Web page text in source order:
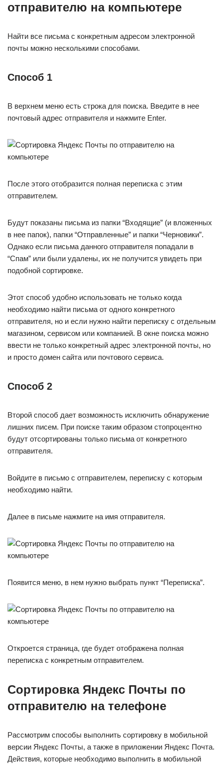
отправителю на компьютере
Найти все письма с конкретным адресом электронной
почты можно несколькими способами.
Способ 1
В верхнем меню есть строка для поиска. Введите в нее
почтовый адрес отправителя и нажмите Enter.
После этого отобразится полная переписка с этим
отправителем.
Будут показаны письма из папки “Входящие” (и вложенных
в нее папок), папки “Отправленные” и папки “Черновики”.
Однако если письма данного отправителя попадали в
“Спам” или были удалены, их не получится увидеть при
подобной сортировке.
Этот способ удобно использовать не только когда
необходимо найти письма от одного конкретного
отправителя, но и если нужно найти переписку с отдельным
магазином, сервисом или компанией. В окне поиска можно
ввести не только конкретный адрес электронной почты, но
и просто домен сайта или почтового сервиса.
Способ 2
Второй способ дает возможность исключить обнаружение
лишних писем. При поиске таким образом стопроцентно
будут отсортированы только письма от конкретного
отправителя.
Войдите в письмо с отправителем, переписку с которым
необходимо найти.
Далее в письме нажмите на имя отправителя.
Появится меню, в нем нужно выбрать пункт “Переписка”.
Откроется страница, где будет отображена полная
переписка с конкретным отправителем.
Сортировка Яндекс Почты по
отправителю на телефоне
Рассмотрим способы выполнить сортировку в мобильной
версии Яндекс Почты, а также в приложении Яндекс Почта.
Действия, которые необходимо выполнить в мобильной